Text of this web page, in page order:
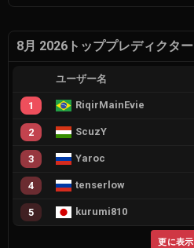
8月 2026トッププレディクター
ユーザー名
1 RiqirMainEvie
2 ScuzY
3 Yaroc
4 tenserlow
5 kurumi810
更に表示